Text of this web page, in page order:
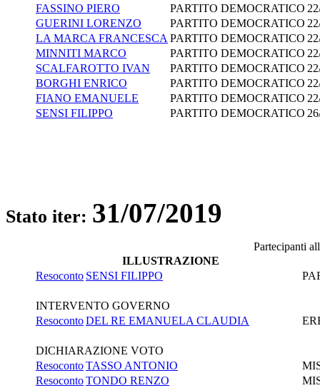
FASSINO PIERO
PARTITO DEMOCRATICO
GUERINI LORENZO
PARTITO DEMOCRATICO
LA MARCA FRANCESCA PARTITO DEMOCRATICO
MINNITI MARCO
PARTITO DEMOCRATICO
SCALFAROTTO IVAN
PARTITO DEMOCRATICO
BORGHI ENRICO
PARTITO DEMOCRATICO
FIANO EMANUELE
PARTITO DEMOCRATICO
SENSI FILIPPO
PARTITO DEMOCRATICO
Stato iter: 31/07/2019
Partecipanti
ILLUSTRAZIONE
Resoconto SENSI FILIPPO
INTERVENTO GOVERNO
ResocontoDEL RE EMANUELA CLAUDIA
DICHIARAZIONE VOTO
ResocontoTASSO ANTONIO
ResocontoTONDO RENZO